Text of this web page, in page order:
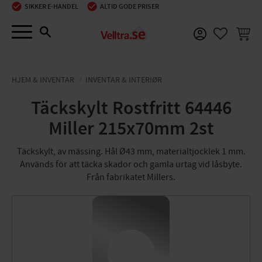
Menu
SIKKER E-HANDEL ALTID GODE PRISER
HJEM & INVENTAR INVENTAR & INTERIØR
Täckskylt Rostfritt 64446
Miller 215x70mm 2st
Täckskylt, av mässing. Hål Ø43 mm, materialtjocklek 1 mm.
Används för att täcka skador och gamla urtag vid låsbyte.
Från fabrikatet Millers.